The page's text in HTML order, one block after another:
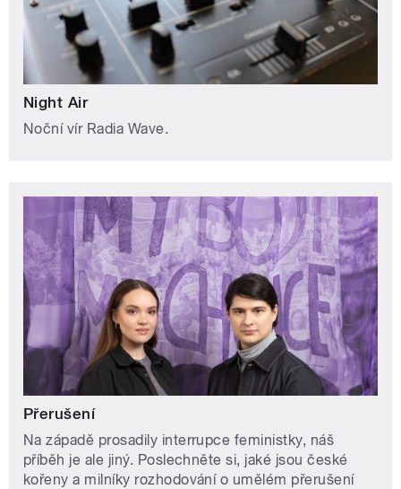
Night Air
Noční vír Radia Wave.
Přerušení
Na západě prosadily interrupce feministky, náš
příběh je ale jiný. Poslechněte si, jaké jsou české
kořeny a milníky rozhodování o umělém přerušení